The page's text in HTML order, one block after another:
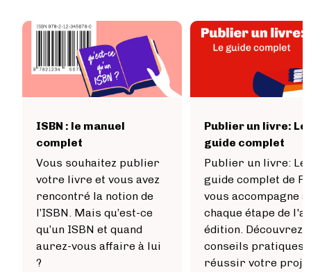
ISBN : le manuel
complet
Vous souhaitez publier
votre livre et vous avez
rencontré la notion de
l’ISBN. Mais qu’est-ce
qu’un ISBN et quand
aurez-vous affaire à lui
?
Publier un livre: Le
guide complet
Publier un livre: Le
guide complet de
vous accompagne à
chaque étape de
édition. Découvrez
conseils pratiques
réussir votre